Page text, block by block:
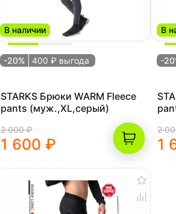
В наличии
-20% 400 ₽ выгода
STARKS Брюки WARM Fleece
pants (муж.,XL,серый)
2 000 ₽
1 600 ₽
В
-
2
1